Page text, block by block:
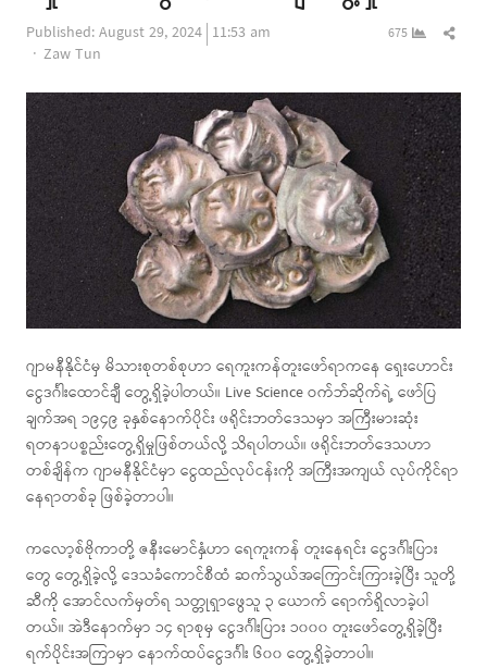
Published:August 29, 2024 11:53 am
Author
Zaw Tun
675
ဂျာမနီနိုင်ငံမှ မိသားစုတစ်စုဟာ ရေကူးကန်တူးဖော်ရာကနေ ရှေးဟောင်း
ငွေဒင်္ဂါးထောင်ချီ တွေ့ရှိခဲ့ပါတယ်။ Live Science ဝက်ဘ်ဆိုက်ရဲ့ ဖော်ပြ
ချက်အရ ၁၉၄၉ ခုနှစ်နောက်ပိုင်း ဖရိုင်းဘတ်ဒေသမှာ အကြီးမားဆုံး
ရတနာပစ္စည်းတွေ့ရှိမှုဖြစ်တယ်လို့ သိရပါတယ်။ ဖရိုင်းဘတ်ဒေသဟာ
တစ်ချိန်က ဂျာမနီနိုင်ငံမှာ ငွေထည်လုပ်ငန်းကို အကြီးအကျယ် လုပ်ကိုင်ရာ
နေရာတစ်ခု ဖြစ်ခဲ့တာပါ။
ကလော့စ်ဗိုကာတို့ ဇနီးမောင်နှံဟာ ရေကူးကန် တူးနေရင်း ငွေဒင်္ဂါးပြား
တွေ တွေ့ရှိခဲ့လို့ ဒေသခံကောင်စီထံ ဆက်သွယ်အကြောင်းကြားခဲ့ပြီး သူတို့
ဆီကို အောင်လက်မှတ်ရ သတ္တုရှာဖွေသူ ၃ ယောက် ရောက်ရှိလာခဲ့ပါ
တယ်။ အဲဒီနောက်မှာ ၁၄ ရာစုမှ ငွေဒင်္ဂါးပြား ၁၀၀၀ တူးဖော်တွေ့ရှိခဲ့ပြီး
ရက်ပိုင်းအကြာမှာ နောက်ထပ်ငွေဒင်္ဂါး ၆၀၀ တွေ့ရှိခဲ့တာပါ။